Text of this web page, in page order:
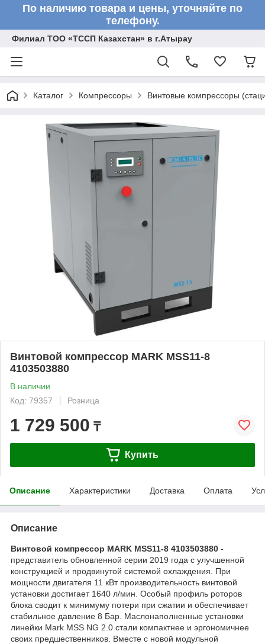
По наличию товара и цены, уточняйте по
телефону.
Филиал ТОО «ТССП Казахстан» в г.Атырау
Каталог Компрессоры Винтовые компрессоры
Винтовой компрессор MARK MSS11-8
4103503880
В наличии
Код: 79357
Розница
1 729 500 ₸
Купить
Описание Характеристики Доставка Оплата
Описание
Винтовой компрессор MARK MSS11-8 4103503880 -
представитель обновленной серии 2019 года с улучшенной
конструкцией и продвинутой системой охлаждения. При
мощности двигателя 11 кВт производительность винтовой
установки достигает 1640 л/мин. Особый профиль роторов
блока сводит к минимуму потери при сжатии и обеспечивает
стабильное давление 8 Бар. Маслонаполненные установки
линейки Mark MSS NG 2.0 стали компактнее и эргономичнее
своих предшественников. Вместе с новой модульной